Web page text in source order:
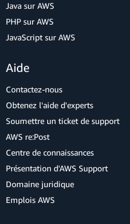
Java sur AWS
PHP sur AWS
JavaScript sur AWS
Aide
Contactez-nous
Obtenez l'aide d'experts
Soumettre un ticket de support
AWS re:Post
Centre de connaissances
Présentation d'AWS Support
Domaine juridique
Emplois AWS